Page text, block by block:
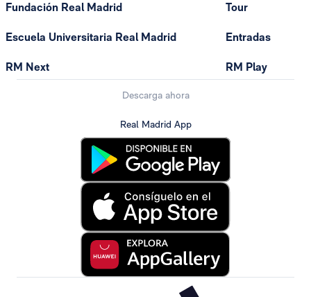
Fundación Real Madrid
Escuela Universitaria Real Madrid
RM Next
Tour
Entradas
RM Play
Descarga ahora
Real Madrid App